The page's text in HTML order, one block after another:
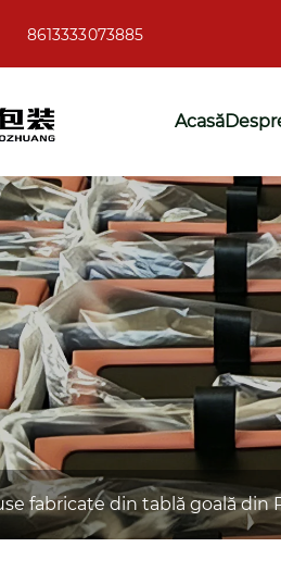
8613333073885
Acasă
fabricate din tablă goală din